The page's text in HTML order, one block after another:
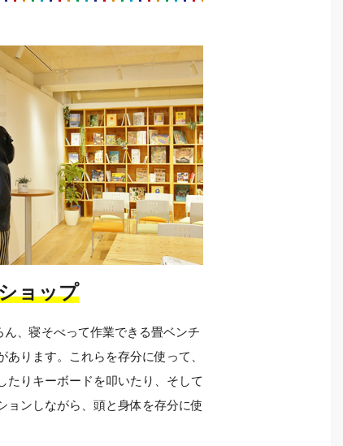
ョップ
、寝そべって作業できる畳ベンチ
ります。これらを存分に使って、
たりキーボードを叩いたり、そして
ョンしながら、頭と身体を存分に使